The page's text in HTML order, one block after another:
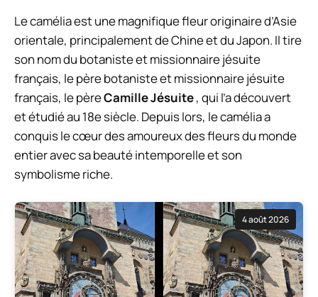
Le camélia est une magnifique fleur originaire d’Asie
orientale, principalement de Chine et du Japon. Il tire
son nom du botaniste et missionnaire jésuite
français, le père botaniste et missionnaire jésuite
français, le pèreCamille Jésuite, qui l’a découvert
et étudié au 18e siècle. Depuis lors, le camélia a
conquis le cœur des amoureux des fleurs du monde
entier avec sa beauté intemporelle et son
symbolisme riche.
4 août 2026